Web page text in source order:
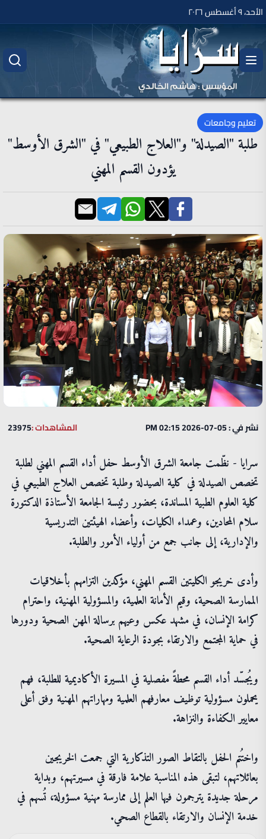
الأحد، ٩ أغسطس ٢٠٢٦
تعليم وجامعات
طلبة "الصيدلة" و"العلاج الطبيعي" في "الشرق الأوسط"
يؤدون القسم المهني
نشر في : 05-07-2026 02:15 PM المشاهدات :23975
سرايا - نظّمت جامعة الشرق الأوسط حفل أداء القسم المهني لطلبة
تخصص الصيدلة في كلية الصيدلة وطلبة تخصص العلاج الطبيعي في
كلية العلوم الطبية المساندة، بحضور رئيسة الجامعة الأستاذة الدكتورة
سلام المحادين، وعمداء الكليات، وأعضاء الهيئتين التدريسية
والإدارية، إلى جانب جمع من أولياء الأمور والطلبة.
وأدى خريجو الكليتين القسم المهني، مؤكدين التزامهم بأخلاقيات
الممارسة الصحية، وقيم الأمانة العلمية، والمسؤولية المهنية، واحترام
كرامة الإنسان، في مشهد عكس وعيهم برسالة المهن الصحية ودورها
في حماية المجتمع والارتقاء بجودة الرعاية الصحية.
ويُجسّد أداء القسم محطةً مفصلية في المسيرة الأكاديمية للطلبة، فهم
يحملون مسؤولية توظيف معارفهم العلمية ومهاراتهم المهنية وفق أعلى
معايير الكفاءة والنزاهة.
واختُتم الحفل بالتقاط الصور التذكارية التي جمعت الخريجين
بعائلاتهم، لتبقى هذه المناسبة علامة فارقة في مسيرتهم، وبداية
مرحلة جديدة يترجمون فيها العلم إلى ممارسة مهنية مسؤولة، تُسهم في
خدمة الإنسان والارتقاء بالقطاع الصحي.